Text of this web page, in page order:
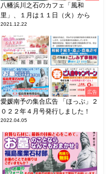
八幡浜川之石のカフェ「風和
里」、１月は１１日（火）から
2021.12.22
広告
愛媛南予の集合広告 「ほっぷ」２
０２２年４月号発行しました！
2022.04.05